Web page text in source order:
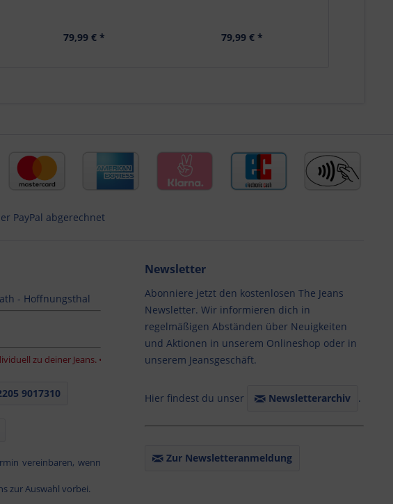
79,99 € * 79,99 € *
PayPal abgerechnet
- Hoffnungsthal
Jeans. • SOMMERÖFFNUNGSZEITEN: 29.06. – 30.08.2026 DI, MI, FR und SA 10:30 –
9017310
vereinbaren, wenn
zur Auswahl vorbei.
Newsletter
Abonniere jetzt den kostenlosen The Jeans
Newsletter. Wir informieren dich in
regelmäßigen Abständen über Neuigkeiten
und Aktionen in unserem Onlineshop oder in
unserem Jeansgeschäft.
Hier findest du unser Newsletterarchiv .
Zur Newsletteranmeldung